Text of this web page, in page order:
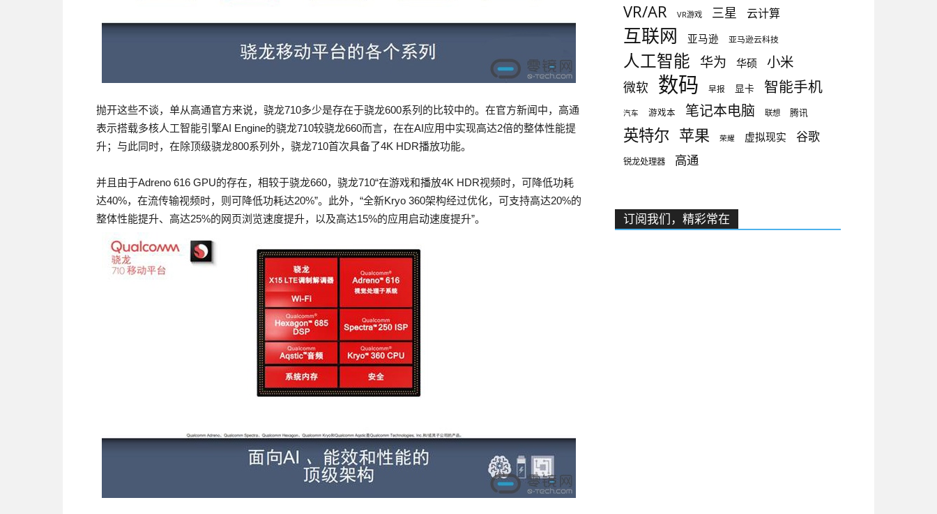
抛开这些不谈，单从高通官方来说，骁龙710多少是存在于骁龙600系列的比较中的。在官方新闻中，高通
表示搭载多核人工智能引擎AI Engine的骁龙710较骁龙660而言，在在AI应用中实现高达2倍的整体性能提
升；与此同时，在除顶级骁龙800系列外，骁龙710首次具备了4K HDR播放功能。
并且由于Adreno 616 GPU的存在，相较于骁龙660，骁龙710“在游戏和播放4K HDR视频时，可降低功耗
达40%，在流传输视频时，则可降低功耗达20%”。此外，“全新Kryo 360架构经过优化，可支持高达20%的
整体性能提升、高达25%的网页浏览速度提升，以及高达15%的应用启动速度提升”。
VR/AR VR游戏 三星 云计算
互联网 亚马逊 亚马逊云科技
人工智能 华为 华硕 小米
微软 数码 早报 显卡 智能手机
汽车 游戏本 笔记本电脑 联想 腾讯
英特尔 苹果 荣耀 虚拟现实 谷歌
锐龙处理器 高通
订阅我们，精彩常在